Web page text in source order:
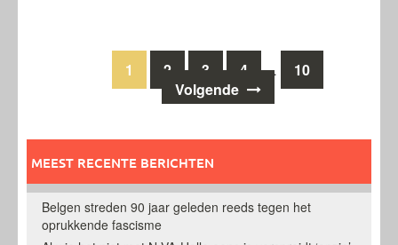
Berichten
1 2 3 4 …
10
Volgende
MEEST RECENTE BERICHTEN
Belgen streden 90 jaar geleden reeds tegen het
oprukkende fascisme